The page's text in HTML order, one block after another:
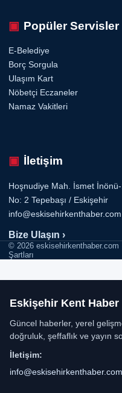
Popüler Servisler
E-Belediye
Borç Sorgula
Ulaşım Kart
Nöbetçi Eczaneler
Namaz Vakitleri
İletişim
Hoşnudiye Mah. İsmet İnönü-
No: 2 Tepebaşı / Eskişehir
info@eskisehirkenthaber.com
Bize Ulaşın ›
© 2026 eskisehirkenthaber.com
Şartları
Eskişehir Kent Haber
Güncel haberler, yerel
doğruluk, şeffaflık ve yayın
İletişim:
info@eskisehirkenthaber.com